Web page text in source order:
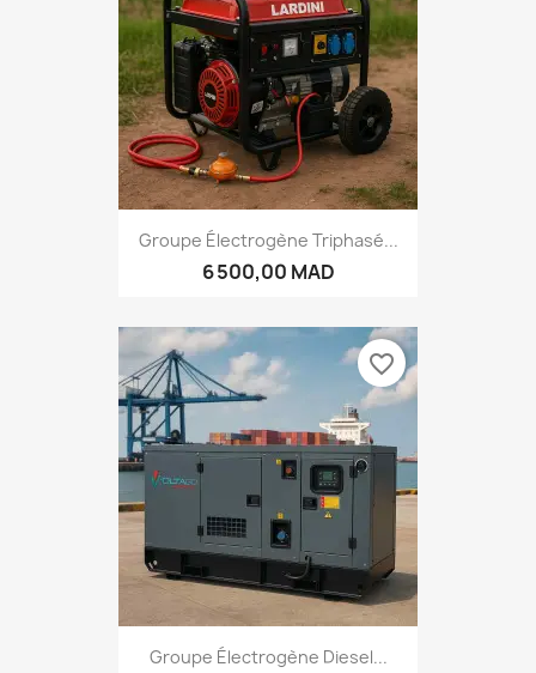
Groupe Électrogène Triphasé...
6 500,00 MAD
Groupe Électrogène Diesel...
favorite_border